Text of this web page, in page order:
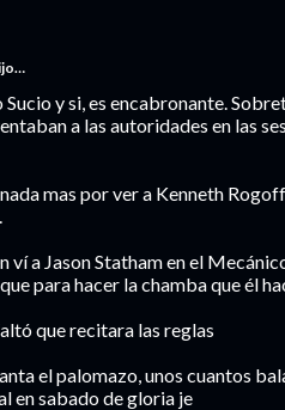
y si, es encabronante.
a las autoridades en las
mas por ver a Kenneth
ví a Jason Statham en el
para hacer la chamba que él
que recitara las reglas
el palomazo, unos cuantos
en sabado de gloria je